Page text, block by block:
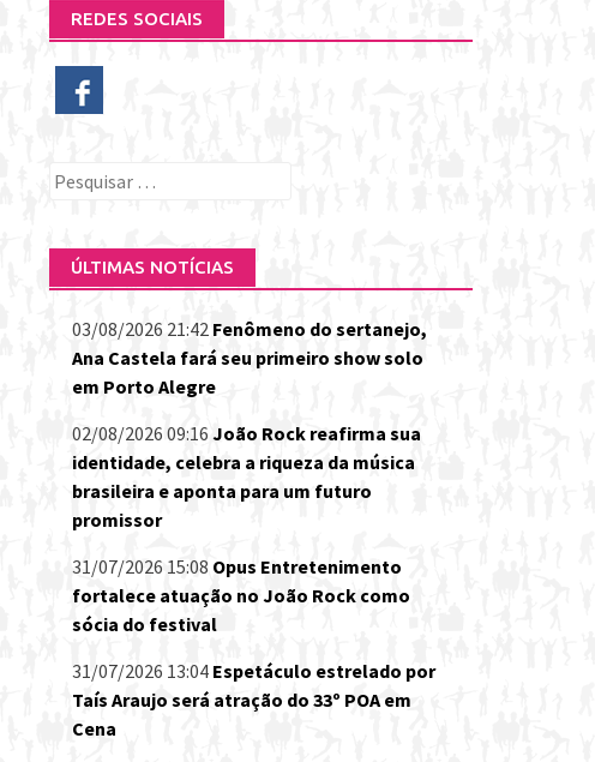
REDES SOCIAIS
Pesquisar
ÚLTIMAS NOTÍCIAS
03/08/2026 21:42 Fenômeno do sertanejo,
Ana Castela fará seu primeiro show solo
em Porto Alegre
02/08/2026 09:16 João Rock reafirma sua
identidade, celebra a riqueza da música
brasileira e aponta para um futuro
promissor
31/07/2026 15:08 Opus Entretenimento
fortalece atuação no João Rock como
sócia do festival
31/07/2026 13:04 Espetáculo estrelado por
Taís Araujo será atração do 33º POA em
Cena